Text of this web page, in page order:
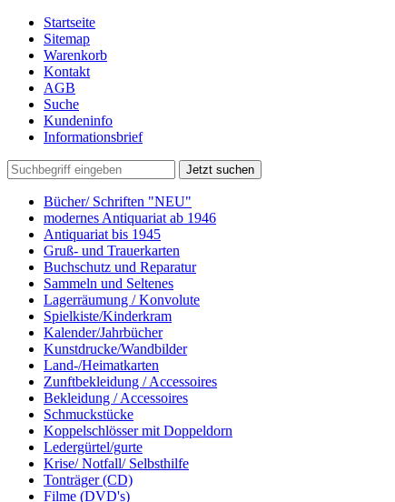
Startseite
Sitemap
Warenkorb
Kontakt
AGB
Suche
Kundeninfo
Informationsbrief
Jetzt suchen
Bücher/ Schriften "NEU"
modernes Antiquariat ab 1946
Antiquariat bis 1945
Gruß- und Trauerkarten
Buchschutz und Reparatur
Sammeln und Seltenes
Lagerräumung / Konvolute
Spielkiste/Kinderkram
Kalender/Jahrbücher
Kunstdrucke/Wandbilder
Land-/Heimatkarten
Zunftbekleidung / Accessoires
Bekleidung / Accessoires
Schmuckstücke
Koppelschlösser mit Doppeldorn
Ledergürtel/gurte
Krise/ Notfall/ Selbsthilfe
Tonträger (CD)
Filme (DVD's)